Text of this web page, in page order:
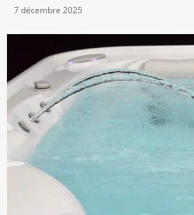
7 décembre 2025